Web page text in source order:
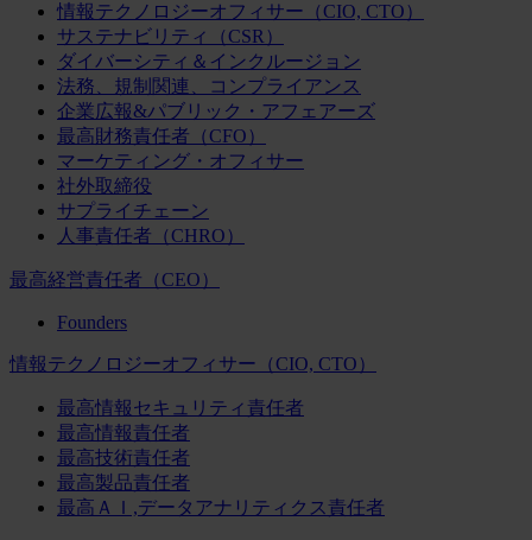
情報テクノロジーオフィサー（CIO, CTO）
サステナビリティ（CSR）
ダイバーシティ＆インクルージョン
法務、規制関連、コンプライアンス
企業広報&パブリック・アフェアーズ
最高財務責任者（CFO）
マーケティング・オフィサー
社外取締役
サプライチェーン
人事責任者（CHRO）
最高経営責任者（CEO）
Founders
情報テクノロジーオフィサー（CIO, CTO）
最高情報セキュリティ責任者
最高情報責任者
最高技術責任者
最高製品責任者
最高ＡＩ,データアナリティクス責任者